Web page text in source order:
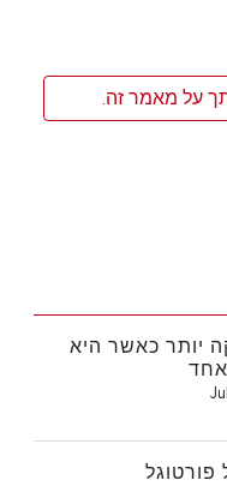
על מאמר זה.
יותר כאשר היא